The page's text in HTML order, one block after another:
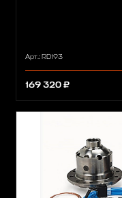
Арт.: RD193
169 320 ₽